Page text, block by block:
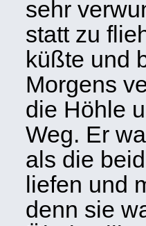
sehr
statt zu
küßte und
Morgens
die Höhle
Weg. Er
als die
liefen und
denn sie